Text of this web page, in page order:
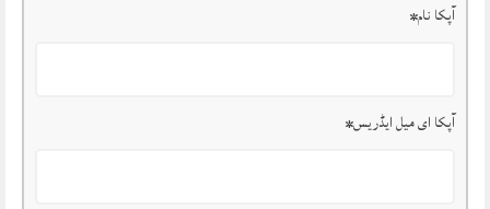
آپکا نام*
آپکا ای میل ایڈریس*